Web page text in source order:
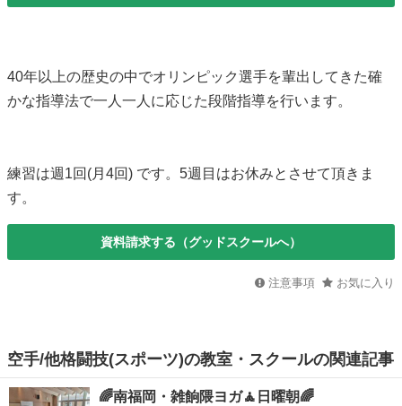
40年以上の歴史の中でオリンピック選手を輩出してきた確
かな指導法で一人一人に応じた段階指導を行います。
練習は週1回(月4回) です。5週目はお休みとさせて頂きま
す。
資料請求する（グッドスクールへ）
注意事項 お気に入り
空手/他格闘技(スポーツ)の教室・スクールの関連記事
🌈南福岡・雑餉隈ヨガ🧘日曜朝🌈